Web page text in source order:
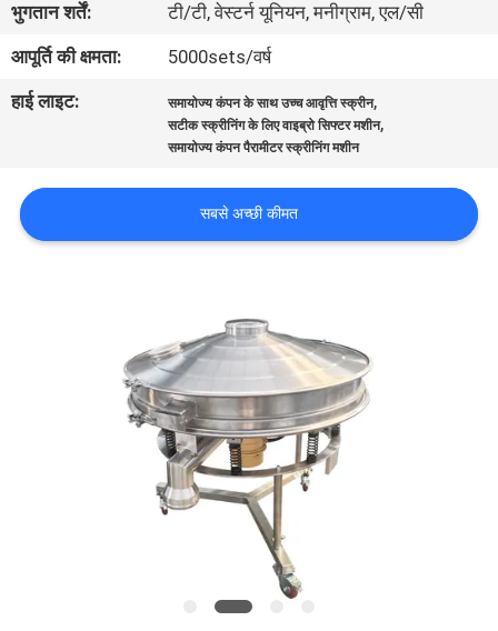
गुणवत्ता
नियंत्रण
करें
भुगतान शर्तें:
टी/टी, वेस्टर्न यूनियन, मनीग्राम, एल/सी
आपूर्ति की क्षमता:
5000sets/वर्ष
हाई लाइट:
समायोज्य कंपन के साथ उच्च आवृत्ति स्क्रीन,
सटीक स्क्रीनिंग के लिए वाइब्रो सिफ्टर मशीन,
समायोज्य कंपन पैरामीटर स्क्रीनिंग मशीन
सबसे अच्छी कीमत